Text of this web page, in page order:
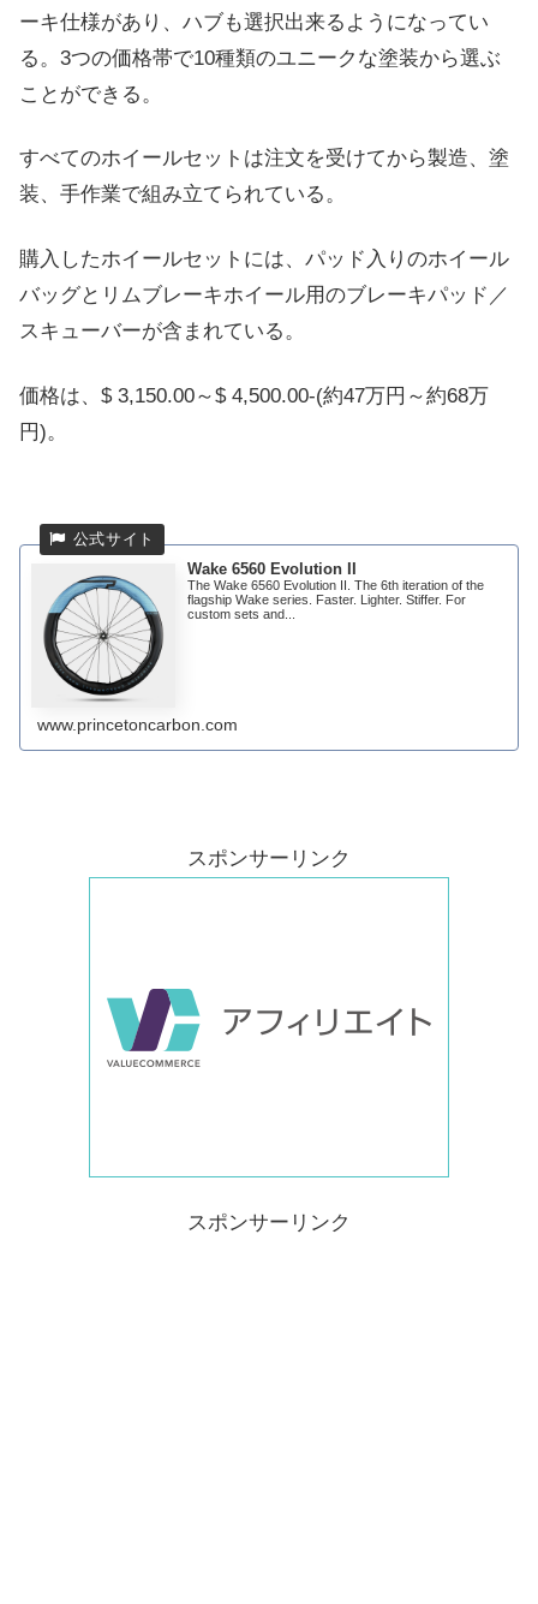
ーキ仕様があり、ハブも選択出来るようになってい
る。3つの価格帯で10種類のユニークな塗装から選ぶ
ことができる。
すべてのホイールセットは注文を受けてから製造、塗
装、手作業で組み立てられている。
購入したホイールセットには、パッド入りのホイール
バッグとリムブレーキホイール用のブレーキパッド／
スキューバーが含まれている。
価格は、 $3,150.00～$ 4,500.00-(約47万円～約68万
円)。
Wake 6560 Evolution II
The Wake 6560 Evolution II. The 6th iteration of the
flagship Wake series. Faster. Lighter. Stiffer. For
custom sets and...
www.princetoncarbon.com
スポンサーリンク
スポンサーリンク